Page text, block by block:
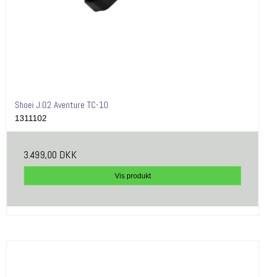
Shoei J.O2 Aventure TC-10
1311102
3.499,00 DKK
Vis produkt